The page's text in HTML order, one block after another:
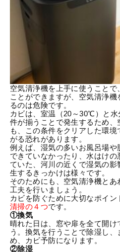
空気清浄機を上手に使うこと
ことができますが、空気清浄
るのは危険です。
カビは、室温（20～30℃）と
件が揃うことで発生するため、
も、この条件をクリアした環
がる恐れがあります。
例えば、湿気の多いお風呂場
できていなかったり、水はけ
ていた、河川の近くで湿気の
生するきっかけは様々です。
そのためにも、空気清浄機と
工夫を行いましょう。
カビを防ぐために大切なポイン
清掃の４つです。
①換気
晴れた日は、窓や扉を全て開け
う。換気を行うことで除湿し
め、カビ予防になります。
②除湿